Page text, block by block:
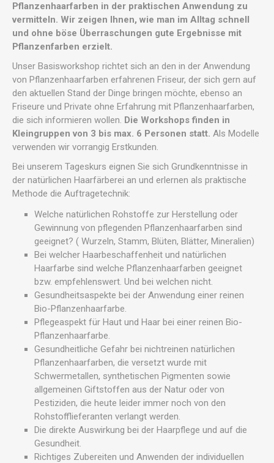
Pflanzenhaarfarben in der praktischen Anwendung zu
vermitteln. Wir zeigen Ihnen, wie man im Alltag schnell
und ohne böse Überraschungen gute Ergebnisse mit
Pflanzenfarben erzielt.
Unser Basisworkshop richtet sich an den in der Anwendung
von Pflanzenhaarfarben erfahrenen Friseur, der sich gern auf
den aktuellen Stand der Dinge bringen möchte, ebenso an
Friseure und Private ohne Erfahrung mit Pflanzenhaarfarben,
die sich informieren wollen. Die Workshops finden in
Kleingruppen von 3 bis max. 6 Personen statt. Als Modelle
verwenden wir vorrangig Erstkunden.
Bei unserem Tageskurs eignen Sie sich Grundkenntnisse in
der natürlichen Haarfärberei an und erlernen als praktische
Methode die Auftragetechnik:
Welche natürlichen Rohstoffe zur Herstellung oder
Gewinnung von pflegenden Pflanzenhaarfarben sind
geeignet? ( Wurzeln, Stamm, Blüten, Blätter, Mineralien)
Bei welcher Haarbeschaffenheit und natürlichen
Haarfarbe sind welche Pflanzenhaarfarben geeignet
bzw. empfehlenswert. Und bei welchen nicht.
Gesundheitsaspekte bei der Anwendung einer reinen
Bio-Pflanzenhaarfarbe.
Pflegeaspekt für Haut und Haar bei einer reinen Bio-
Pflanzenhaarfarbe.
Gesundheitliche Gefahr bei nichtreinen natürlichen
Pflanzenhaarfarben, die versetzt wurde mit
Schwermetallen, synthetischen Pigmenten sowie
allgemeinen Giftstoffen aus der Natur oder von
Pestiziden, die heute leider immer noch von den
Rohstofflieferanten verlangt werden.
Die direkte Auswirkung bei der Haarpflege und auf die
Gesundheit.
Richtiges Zubereiten und Anwenden der individuellen